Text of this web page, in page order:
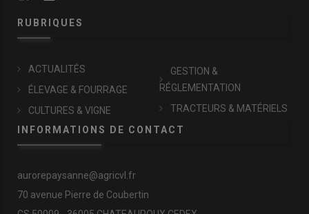
RUBRIQUES
ACTUALITÉS
ÉLEVAGE & FOURRAGE
CULTURES & VIGNE
GESTION &
RÉGLEMENTATION
TRACTEURS & MATÉRIELS
INFORMATIONS DE CONTACT
aurorepaysanne@agricvl.fr
70 avenue Pierre de Coubertin